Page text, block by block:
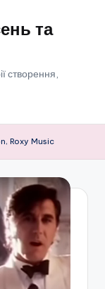
та
створення,
Roxy Music